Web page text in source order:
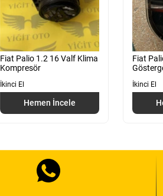
Fiat Palio 1.2 16 Valf Klima
Kompresör
İkinci El
Hemen İncele
Fiat
İkinci El